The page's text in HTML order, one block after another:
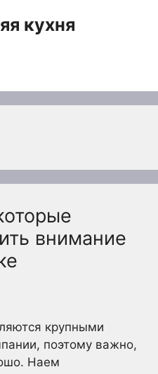
кухня
внимание
крупными
поэтому важно,
Наем